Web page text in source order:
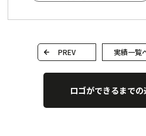
PREV 実績一覧
ロゴができるまで